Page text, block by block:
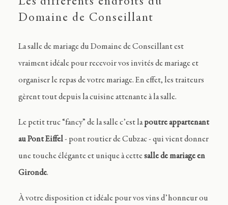
Domaine de Conseillant
La salle de mariage du Domaine de Conseillant est
vraiment idéale pour recevoir vos invités de mariage et
organiser le repas de votre mariage. En effet, les traiteurs
gèrent tout depuis la cuisine attenante à la salle.
Le petit truc “fancy” de la salle c’est lapoutre appartenant
au Pont Eiffel- pont routier de Cubzac- qui vient donner
une touche élégante et unique à cettesalle de mariage en
Gironde.
À votre disposition et idéale pour vos vins d’honneur ou